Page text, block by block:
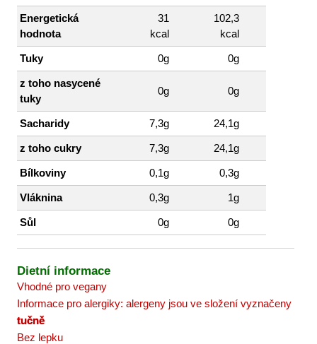
Energetická
hodnota
31
kcal
102,3
kcal
Tuky 0g 0g
z toho nasycené
tuky
0g 0g
Sacharidy 7,3g 24,1g
z toho cukry 7,3g 24,1g
Bílkoviny 0,1g 0,3g
Vláknina 0,3g 1g
Sůl 0g 0g
Dietní informace
Vhodné pro vegany
Informace pro alergiky: alergeny jsou ve složení vyznačeny
tučně
Bez lepku